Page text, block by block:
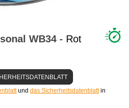
WB34 - Rot
und das Sicherheitsdatenblattin